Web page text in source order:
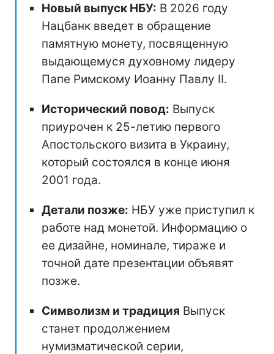
Новый выпуск НБУ: В 2026 году
Нацбанк введет в обращение
памятную монету, посвященную
выдающемуся духовному лидеру
Папе Римскому Иоанну Павлу II.
Исторический повод: Выпуск
приурочен к 25-летию первого
Апостольского визита в Украину,
который состоялся в конце июня
2001 года.
Детали позже: НБУ уже приступил к
работе над монетой. Информацию о
ее дизайне, номинале, тираже и
точной дате презентации объявят
позже.
Символизм и традиция Выпуск
станет продолжением
нумизматической серии,